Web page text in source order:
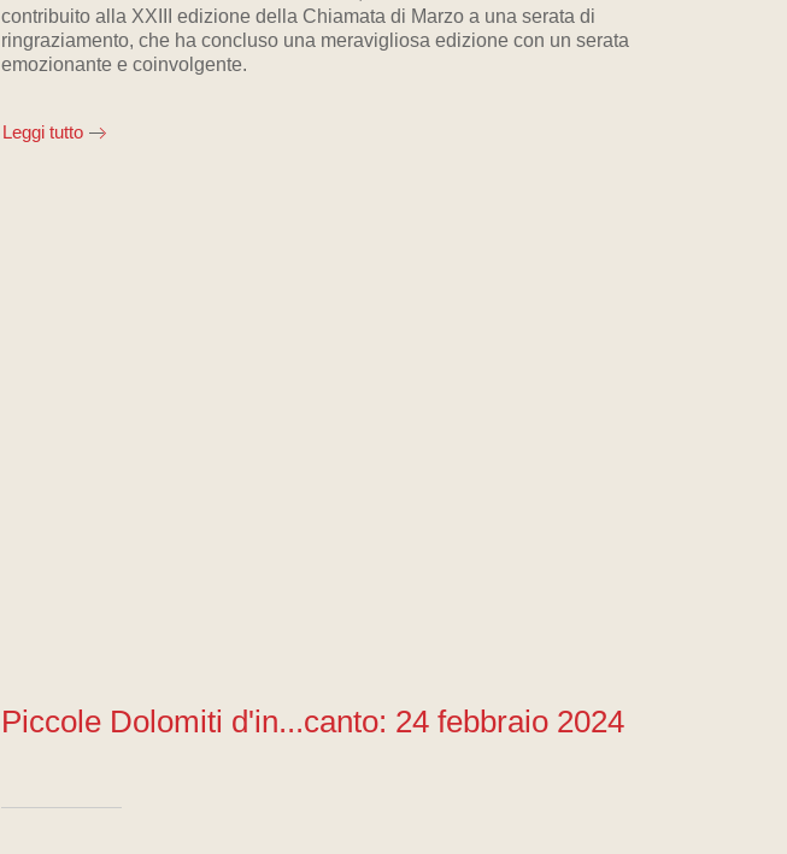
contribuito alla XXIII edizione della Chiamata di Marzo a una serata di
ringraziamento, che ha concluso una meravigliosa edizione con un serata
emozionante e coinvolgente.
Leggi tutto
Piccole Dolomiti d'in...canto: 24 febbraio 2024